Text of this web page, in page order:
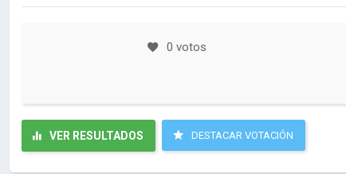
0 votos
VER RESULTADOS DESTACAR VOTACIÓN